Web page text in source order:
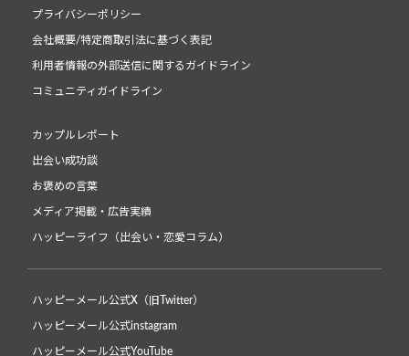
プライバシーポリシー
会社概要/特定商取引法に基づく表記
利用者情報の外部送信に関するガイドライン
コミュニティガイドライン
カップルレポート
出会い成功談
お褒めの言葉
メディア掲載・広告実績
ハッピーライフ（出会い・恋愛コラム）
ハッピーメール公式X（旧Twitter）
ハッピーメール公式instagram
ハッピーメール公式YouTube